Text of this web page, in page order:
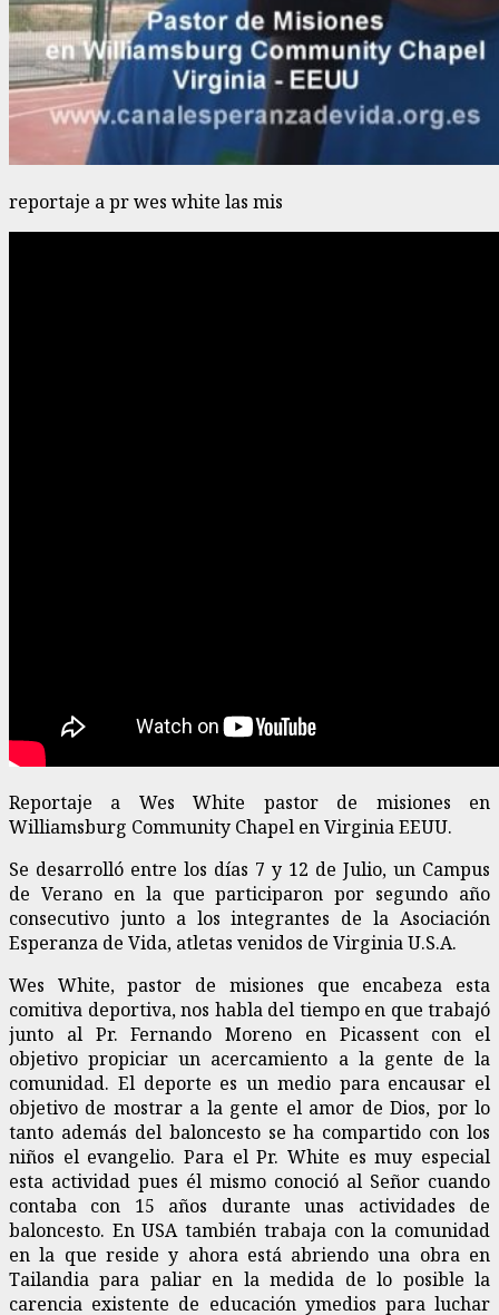
reportaje a pr wes white las mis
Reportaje a Wes White pastor de misiones en
Williamsburg Community Chapel en Virginia EEUU.
Se desarrolló entre los días 7 y 12 de Julio, un Campus
de Verano en la que participaron por segundo año
consecutivo junto a los integrantes de la Asociación
Esperanza de Vida, atletas venidos de Virginia U.S.A.
Wes White, pastor de misiones que encabeza esta
comitiva deportiva, nos habla del tiempo en que trabajó
junto al Pr. Fernando Moreno en Picassent con el
objetivo propiciar un acercamiento a la gente de la
comunidad. El deporte es un medio para encausar el
objetivo de mostrar a la gente el amor de Dios, por lo
tanto además del baloncesto se ha compartido con los
niños el evangelio. Para el Pr. White es muy especial
esta actividad pues él mismo conoció al Señor cuando
contaba con 15 años durante unas actividades de
baloncesto. En USA también trabaja con la comunidad
en la que reside y ahora está abriendo una obra en
Tailandia para paliar en la medida de lo posible la
carencia existente de educación ymedios para luchar